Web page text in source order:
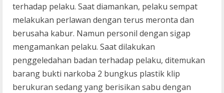
terhadap pelaku. Saat diamankan, pelaku sempat
melakukan perlawan dengan terus meronta dan
berusaha kabur. Namun personil dengan sigap
mengamankan pelaku. Saat dilakukan
penggeledahan badan terhadap pelaku, ditemukan
barang bukti narkoba 2 bungkus plastik klip
berukuran sedang yang berisikan sabu dengan